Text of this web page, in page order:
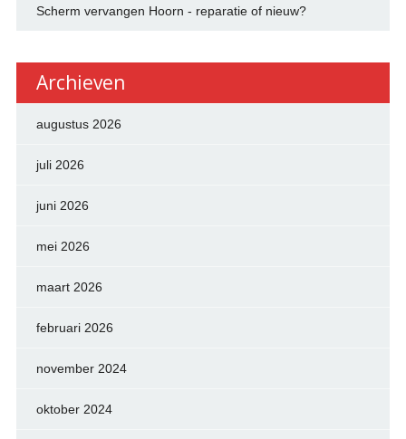
Scherm vervangen Hoorn - reparatie of nieuw?
Archieven
augustus 2026
juli 2026
juni 2026
mei 2026
maart 2026
februari 2026
november 2024
oktober 2024